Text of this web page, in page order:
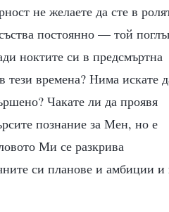
не желаете да сте в
постоянно — той
ноктите си в предсмъртна
тези времена? Нима искате
Чакате ли да проявя
познание за Мен, но е
Ми се разкрива
си планове и амбиции